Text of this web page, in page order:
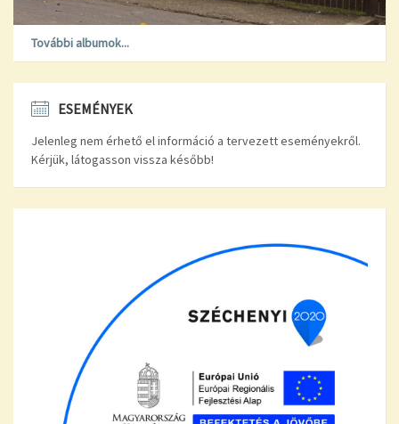
További albumok...
ESEMÉNYEK
Jelenleg nem érhető el információ a tervezett eseményekről.
Kérjük, látogasson vissza később!